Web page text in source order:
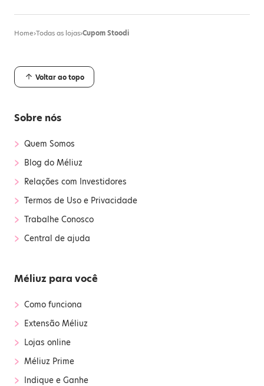
Home›Todas as lojas›Cupom Stoodi
Voltar ao topo
Sobre nós
› Quem Somos
› Blog do Méliuz
› Relações com Investidores
› Termos de Uso e Privacidade
› Trabalhe Conosco
› Central de ajuda
Méliuz para você
› Como funciona
› Extensão Méliuz
› Lojas online
› Méliuz Prime
› Indique e Ganhe